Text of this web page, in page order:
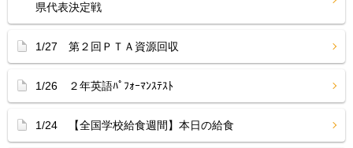
県代表決定戦
1/27 第２回ＰＴＡ資源回収
1/26 ２年英語ﾊﾟﾌｫｰﾏﾝｽﾃｽﾄ
1/24 【全国学校給食週間】本日の給食